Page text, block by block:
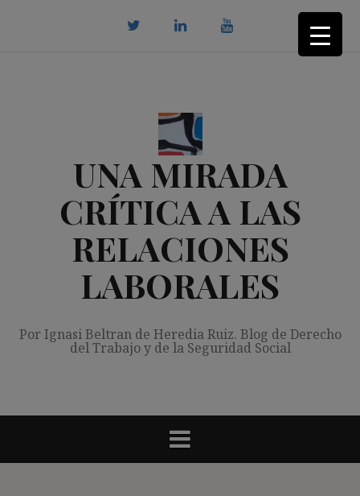
UNA MIRADA
CRÍTICA A LAS
RELACIONES
LABORALES
Por Ignasi Beltran de Heredia Ruiz. Blog de Derecho
del Trabajo y de la Seguridad Social